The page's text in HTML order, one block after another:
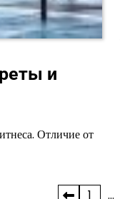
и
Отличие от
1 …